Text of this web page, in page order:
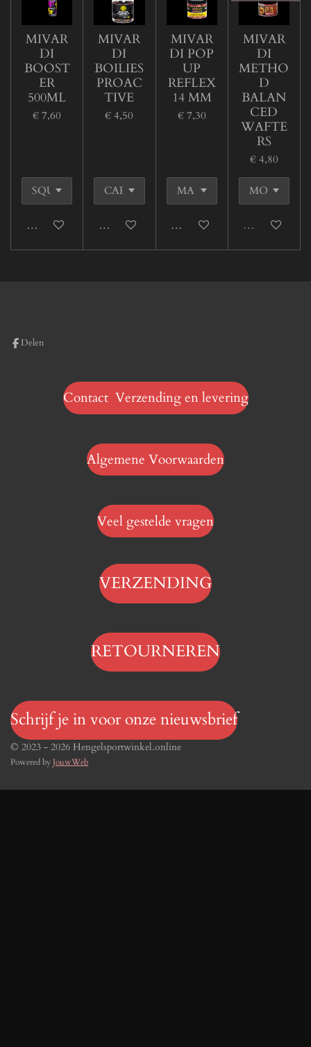
MIVAR
DI
BOOST
ER
500ML
€ 7,60
In winkelwagen
MIVAR
DI
BOILIES
PROAC
TIVE
€ 4,50
In winkelwagen
MIVAR
DI POP
UP
REFLEX
14 MM
€ 7,30
In winkelwagen
MIVAR
DI
METHO
D
BALAN
CED
WAFTE
RS
€ 4,80
Uitverkocht
Delen
Contact Verzending en levering
Algemene Voorwaarden
Veel gestelde vragen
VERZENDING
RETOURNEREN
Schrijf je in voor onze nieuwsbrief
© 2023 - 2026 Hengelsportwinkel.online
Powered byJouwWeb